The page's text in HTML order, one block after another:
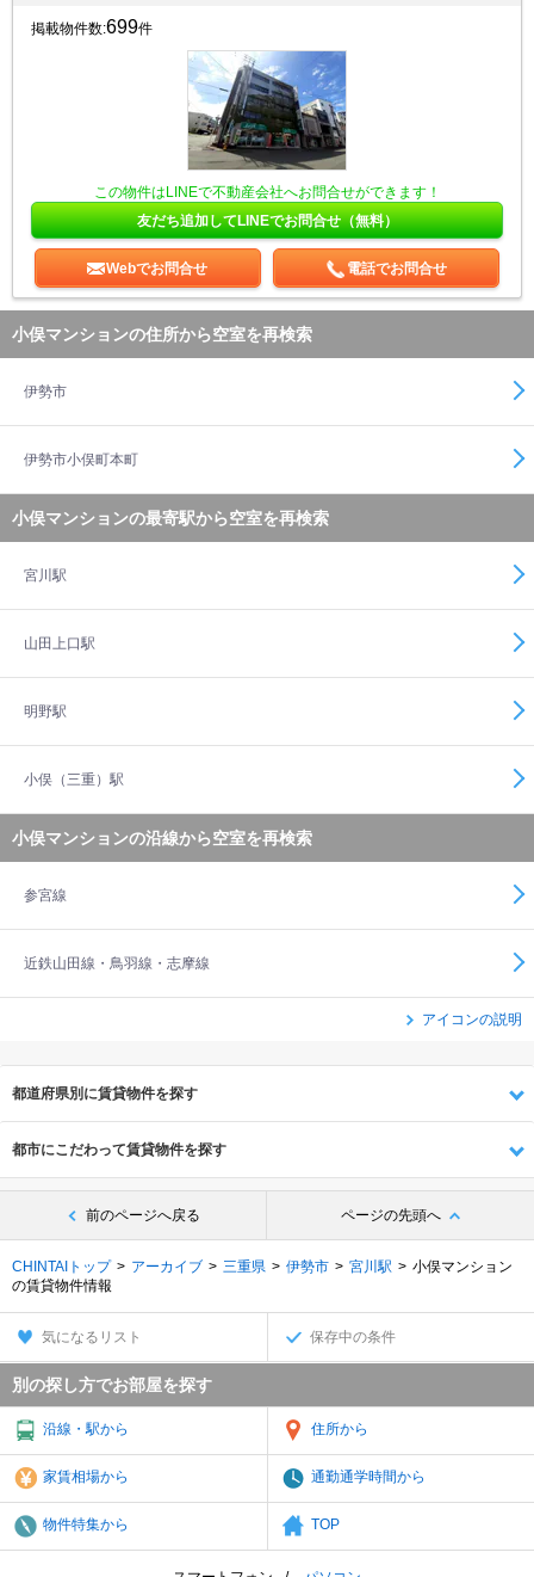
掲載物件数:699件
この物件はLINEで不動産会社へお問合せができます！
友だち追加してLINEでお問合せ（無料）
Webでお問合せ 電話でお問合せ
小俣マンションの住所から空室を再検索
伊勢市
伊勢市小俣町本町
小俣マンションの最寄駅から空室を再検索
宮川駅
山田上口駅
明野駅
小俣（三重）駅
小俣マンションの沿線から空室を再検索
参宮線
近鉄山田線・鳥羽線・志摩線
アイコンの説明
都道府県別に賃貸物件を探す
都市にこだわって賃貸物件を探す
前のページへ戻る ページの先頭へ
CHINTAIトップ アーカイブ 三重県 伊勢市 宮川駅
小俣マンション
の賃貸物件情報
気になるリスト 保存中の条件
別の探し方でお部屋を探す
沿線・駅から 住所から
家賃相場から 通勤通学時間から
物件特集から TOP